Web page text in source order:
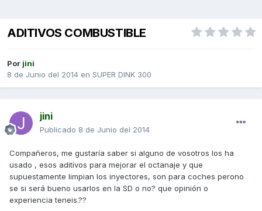
ADITIVOS COMBUSTIBLE
Por jini
8 de Junio del 2014 en SUPER DINK 300
jini
Publicado 8 de Junio del 2014
Compañeros, me gustaría saber si alguno de vosotros los ha
usado , esos aditivos para mejorar el octanaje y que
supuestamente limpian los inyectores, son para coches perono
se si será bueno usarlos en la SD o no? que opinión o
experiencia teneis.??